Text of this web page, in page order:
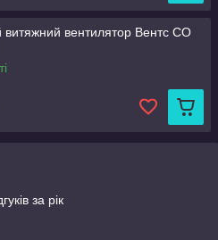
витяжний вентилятор Вентс СО
за рік